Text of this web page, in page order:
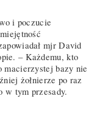
i poczucie
mjr David
– Każdemu, kto
macierzystej bazy nie
żołnierze po raz
w tym przesady.